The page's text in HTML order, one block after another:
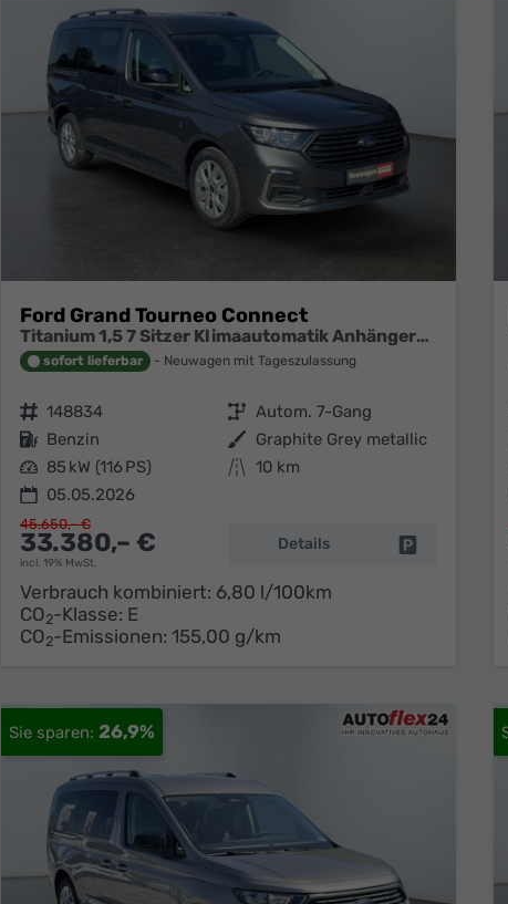
Ford Grand Tourneo Connect
Titanium 1,5 7 Sitzer Klimaautomatik Anhängerkupplung Sitzheizung Einparkhilfe Kamera 17 Zoll Leichtmetall ACC
sofort lieferbar Neuwagen mit Tageszulassung
Fahrzeugnr. 148834 Getriebe Autom. 7-Gang
Kraftstoff Benzin Außenfarbe Graphite Grey metallic
Leistung 85 kW (116 PS) Kilometerstand 10 km
05.05.2026
33.380,– €
incl. 19% MwSt.
45.650,– €
Details Fahrzeug
Verbrauch kombiniert: 6,80 l/100km
CO2-Klasse: E
CO2-Emissionen: 155,00 g/km
26,9%